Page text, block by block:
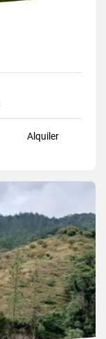
Alquiler